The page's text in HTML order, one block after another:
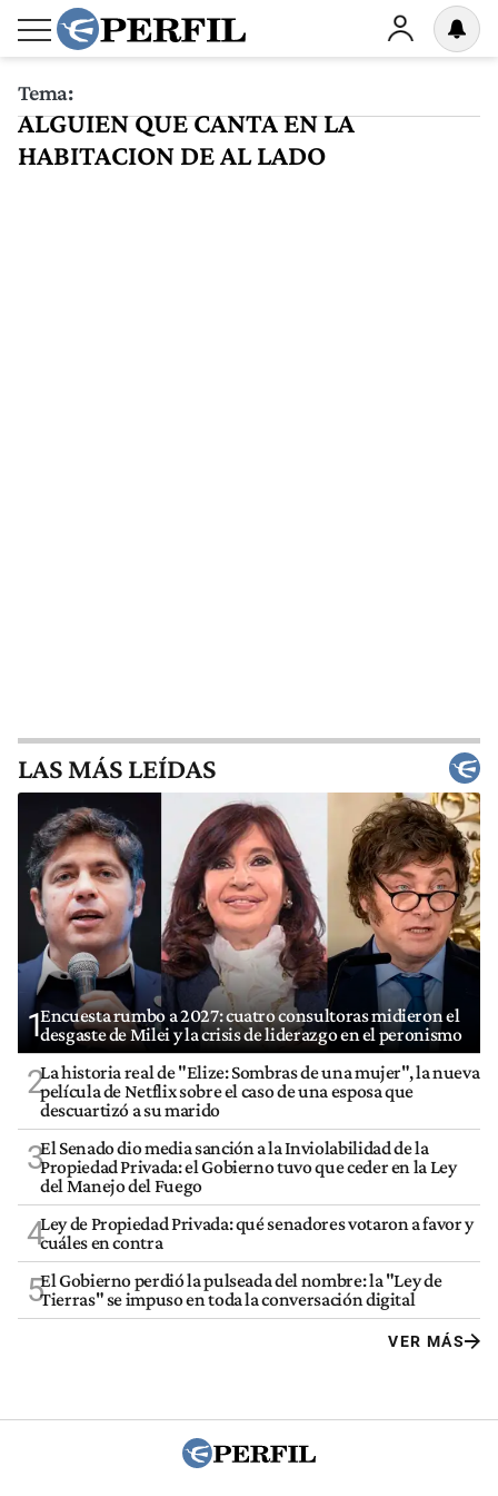
Tema:
ALGUIEN QUE CANTA EN LA
HABITACION DE AL LADO
LAS MÁS LEÍDAS
1Encuesta rumbo a 2027: cuatro consultoras midieron el
desgaste de Milei y la crisis de liderazgo en el peronismo
2La historia real de "Elize: Sombras de una mujer", la nueva
película de Netflix sobre el caso de una esposa que
descuartizó a su marido
3El Senado dio media sanción a la Inviolabilidad de la
Propiedad Privada: el Gobierno tuvo que ceder en la Ley
del Manejo del Fuego
4Ley de Propiedad Privada: qué senadores votaron a favor y
cuáles en contra
5El Gobierno perdió la pulseada del nombre: la "Ley de
Tierras" se impuso en toda la conversación digital
VER MÁS